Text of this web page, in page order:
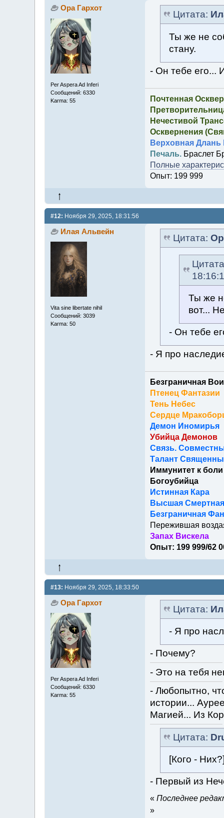
Ора Гархот
Per Aspera Ad Inferi
Сообщений: 6330
Karma: 55
Цитата:
Ты же не
стану.
- Он тебе его...
Почтенная
Нечестивой
Осквернения
Верховная Длань
Печаль.Браслет
Полные
Опыт: 199 999
#12: Ноября 29, 2025, 18:31:56
Илая Альвейн
Vita sine libertate nihil
Сообщений: 3039
Karma: 50
Цитата:
Ты же
вот...
- Он тебе
- Я про
Безграничная
Птенец Фантазии
Тень Небес
Сердце
Демон Иномирья
Убийца Демонов
Связь.
Талант
Иммунитет к боли
Богоубийца
Истинная Кара
Высшая Смертная
Безграничная
Пережившая
Запах Вискела
Опыт: 199 999/62
#13: Ноября 29, 2025, 18:33:50
Ора Гархот
Per Aspera Ad Inferi
Сообщений: 6330
Karma: 55
Цитата:
- Я про
- Почему?
- Это на тебя
- Любопытно,
истории...
Магией... Из
Цитата:
[Кого -
- Первый из
« Последнее
»